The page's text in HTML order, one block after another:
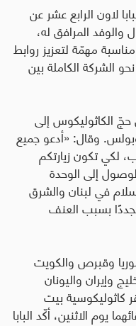
لاون الرابع عشر عن
والوفد المرافق له،
مهمّة لتعزيز روابط
الشركة الكاملة بين
حجّ الكاثوليكوس إلى
وقال: «أدعو جميع
لكي تكون زيارتكم
إلى الوحدة
في لبنان والشرق
بسبب العنف
وقبرص والكويت
وإيران واليونان
عام 1930، يقع مقر كاثوليكوسية بيت
يوم الاثنين، أكّد البابا